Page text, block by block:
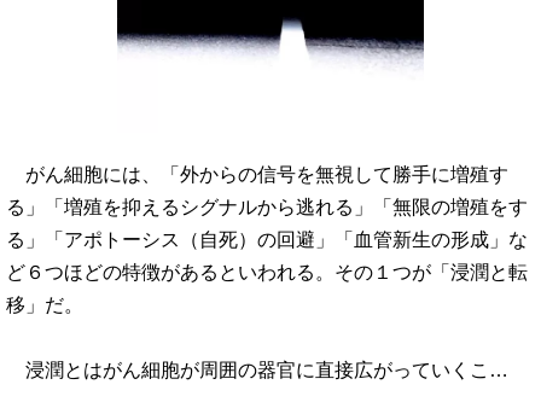
がん細胞には、「外からの信号を無視して勝手に増殖す
る」「増殖を抑えるシグナルから逃れる」「無限の増殖をす
る」「アポトーシス（自死）の回避」「血管新生の形成」な
ど６つほどの特徴があるといわれる。その１つが「浸潤と転
移」だ。
浸潤とはがん細胞が周囲の器官に直接広がっていくこ…